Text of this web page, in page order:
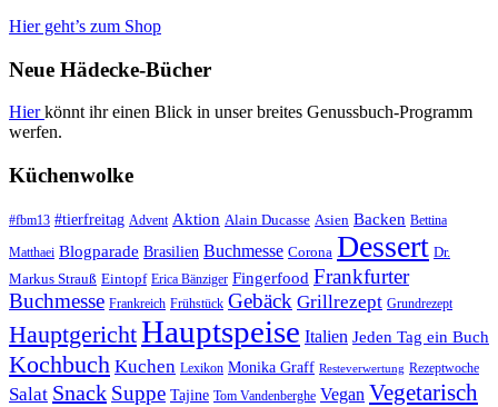
Hier geht’s zum Shop
Neue Hädecke-Bücher
Hierkönnt ihr einen Blick in unser breites Genussbuch-Programm
werfen.
Küchenwolke
#fbm13 #tierfreitag Advent Aktion Alain Ducasse Asien Backen Bettina
Matthaei Blogparade Brasilien Buchmesse Corona Dessert Dr.
Markus Strauß Eintopf Erica Bänziger Fingerfood Frankfurter
Buchmesse Frankreich Frühstück Gebäck Grillrezept Grundrezept
HauptgerichtHauptspeise Italien Jeden Tag ein Buch
Kochbuch Kuchen Lexikon Monika Graff Resteverwertung Rezeptwoche
Salat Snack Suppe Tajine Tom Vandenberghe Vegan Vegetarisch